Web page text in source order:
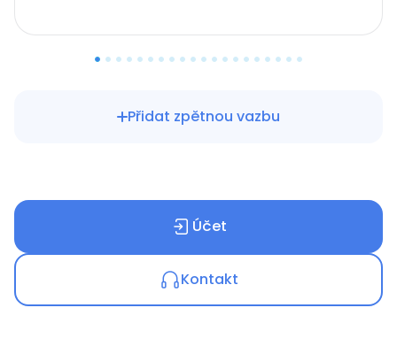
Přidat zpětnou vazbu
Účet
Kontakt